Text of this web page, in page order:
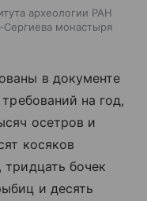
археологии РАН
монастыря
в документе
на год,
осетров и
косяков
бочек
и десять